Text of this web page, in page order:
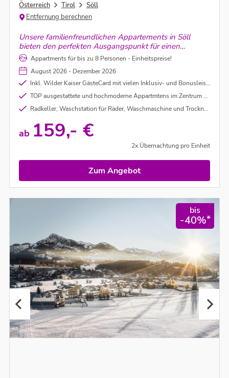
Österreich Tirol
Söll
Entfernung berechnen
Unsere familienfreundlichen Appartements in Söll
bieten den perfekten Ausgangspunkt für einen
entspannten und abwechslungsreichen Urlaub mit
Kindern – komfortabel, zentral gelegen und mitten in
der beeindruckenden Bergwelt des Wilden Kaisers.
Appartments für bis zu 8 Personen - Einheitspreise!
August 2026 - Dezember 2026
Inkl. Wilder Kaiser GästeCard mit vielen Inklusiv- und Bonusleistungen (wie Ermäßigung bei den Sommerbergbahn-Tickets, Bäder, Radverleih , kostenloser Postbus, Wanderbus Kaiserjet, uvm.) - unter Vorbehalt
TOP ausgestattete und hochmoderne Appartmtens im Zentrum von Söll mit vielen Einkaufsmöglichkeiten
Radkeller, Waschstation für Räder, Waschmaschine und Trockner - nach Verfügbarkeit
ab 159,- €
2x Übernachtung pro Einheit
Zum Angebot
bis
-40%*